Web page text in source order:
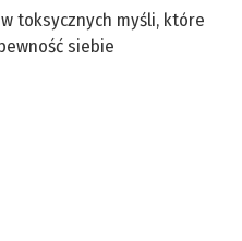
toksycznych myśli, które
siebie